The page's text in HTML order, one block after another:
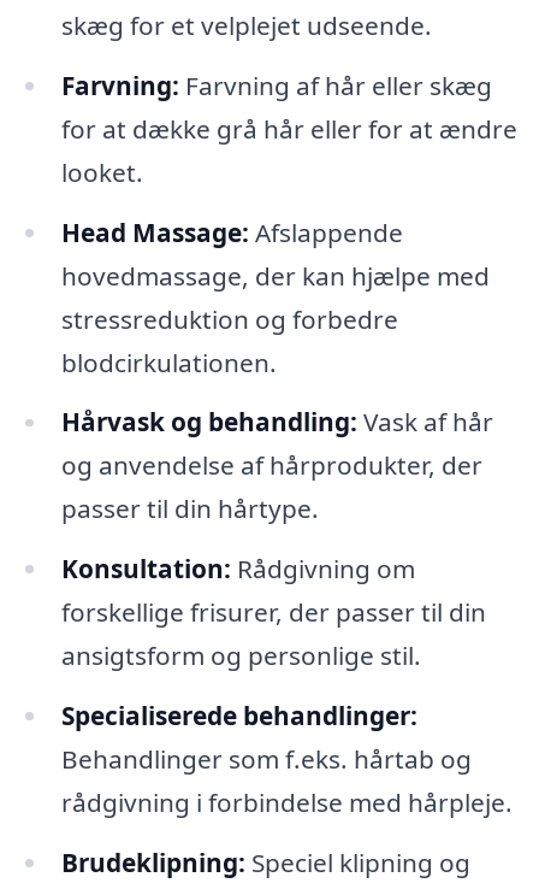
skæg for et velplejet udseende.
Farvning: Farvning af hår eller skæg
for at dække grå hår eller for at ændre
looket.
Head Massage: Afslappende
hovedmassage, der kan hjælpe med
stressreduktion og forbedre
blodcirkulationen.
Hårvask og behandling: Vask af hår
og anvendelse af hårprodukter, der
passer til din hårtype.
Konsultation: Rådgivning om
forskellige frisurer, der passer til din
ansigtsform og personlige stil.
Specialiserede behandlinger:
Behandlinger som f.eks. hårtab og
rådgivning i forbindelse med hårpleje.
Brudeklipning: Speciel klipning og